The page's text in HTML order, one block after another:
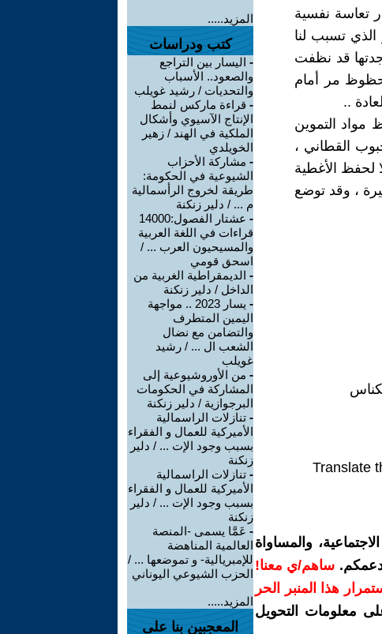
تعاسة نفسية
تسبب لنا
قد نظفت
مر أمام
..
التموين
القطاني ،
لحفظ الأغطية
، وقد توضع
Translate
والمساواة
دعمكم. ساهم/ي معنا!
هذا المنبر الحر
معلومات التحويل
المزيد.....
كتب ودراسات
- اليسار بين التراجع
والصعود.. الأسباب
والتحديات / رشيد غويلب
- قراءة ماركس لنمط
الإنتاج الآسيوي وأشكال
الملكية في الهند / زهير
الخويلدي
- مشاركة الأحزاب
الشيوعية في الحكومة:
طريقة لخروج الرأسمالية
م ... / دلير زنكنة
-
عشتار الفصول:14000
قراءات في اللغة العربية
والمسيحيون العرب ... /
اسحق قومي
- الديمقراطية الغربية من
الداخل / دلير زنكنة
-
يسار 2023 .. مواجهة
اليمين المتطرف
والتضامن مع نضال
الشعب ال ... / رشيد
غويلب
- من الأوروشيوعية إلى
المشاركة في الحكومات
البرجوازية / دلير زنكنة
- تنازلات الراسمالية
الأميركية للعمال و الفقراء
بسبب وجود الإت ... / دلير
زنكنة
- تنازلات الراسمالية
الأميركية للعمال و الفقراء
بسبب وجود الإت ... / دلير
زنكنة
- عَمَّا يسمى -المنصة
العالمية المناهضة
للإمبريالية- و تموضعها ... /
الحزب الشيوعي اليوناني
المزيد.....
المعجبين بنا على